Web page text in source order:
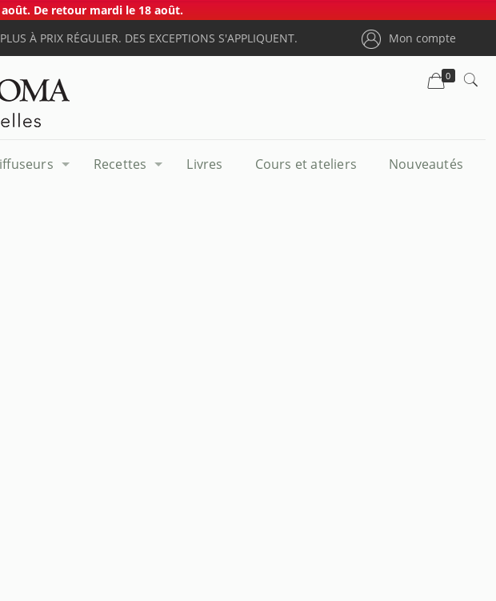
août. De retour mardi le 18 août.
À PRIX RÉGULIER. DES EXCEPTIONS S'APPLIQUENT.
Mon compte
Recettes Livres Cours et ateliers Nouveautés
0